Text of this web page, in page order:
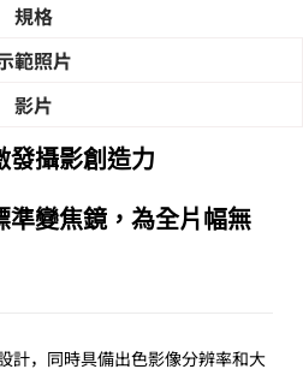
規格
範照片
影片
發攝影創造力
準變焦鏡，為全片幅無
計，同時具備出色影像分辨率和大